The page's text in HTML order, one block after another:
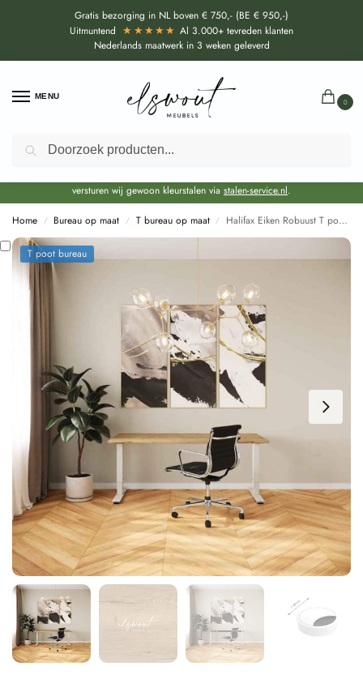
Gratis bezorging in NL boven € 750,- (BE € 950,-)
Uitmuntend ★★★★★ Al 3.000+ tevreden klanten
Nederlands maatwerk in 3 weken geleverd
MENU
0
Door de bouwvakperiode geldt momenteel een EXTRA levertijd van circa 3
weken bovenop de reguliere levertijd.
versturen wij gewoon kleurstalen via stalen-service.nl.
Home / Bureau op maat / T bureau op maat / Halifax Eiken Robuust T poot Bureau op maat
T poot bureau